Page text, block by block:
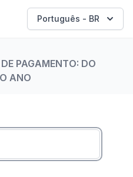
Português - BR
PAGAMENTO: DO
ANO